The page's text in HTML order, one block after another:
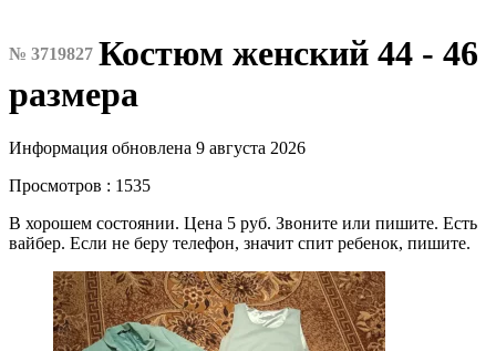
№ 3719827 Костюм женский 44 - 46
размера
Информация обновлена 9 августа 2026
Просмотров : 1535
В хорошем состоянии. Цена 5 руб. Звоните или пишите. Есть
вайбер. Если не беру телефон, значит спит ребенок, пишите.